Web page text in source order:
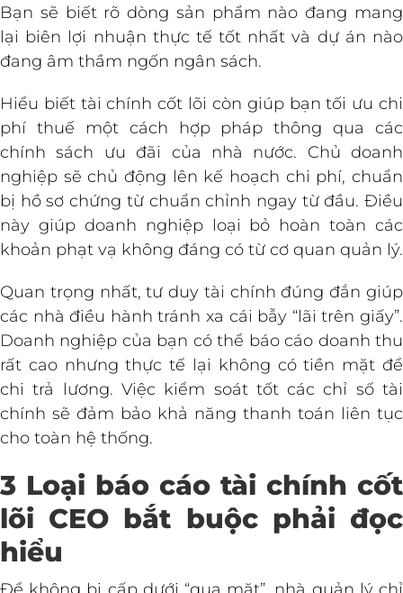
Bạn sẽ biết rõ dòng sản phẩm nào đang mang
lại biên lợi nhuận thực tế tốt nhất và dự án nào
đang âm thầm ngốn ngân sách.
Hiểu biết tài chính cốt lõi còn giúp bạn tối ưu chi
phí thuế một cách hợp pháp thông qua các
chính sách ưu đãi của nhà nước. Chủ doanh
nghiệp sẽ chủ động lên kế hoạch chi phí, chuẩn
bị hồ sơ chứng từ chuẩn chỉnh ngay từ đầu. Điều
này giúp doanh nghiệp loại bỏ hoàn toàn các
khoản phạt vạ không đáng có từ cơ quan quản lý.
Quan trọng nhất, tư duy tài chính đúng đắn giúp
các nhà điều hành tránh xa cái bẫy “lãi trên giấy”.
Doanh nghiệp của bạn có thể báo cáo doanh thu
rất cao nhưng thực tế lại không có tiền mặt để
chi trả lương. Việc kiểm soát tốt các chỉ số tài
chính sẽ đảm bảo khả năng thanh toán liên tục
cho toàn hệ thống.
3 Loại báo cáo tài chính cốt
lõi CEO bắt buộc phải đọc
hiểu